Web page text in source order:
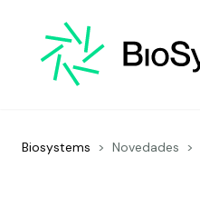
Biosystems > Novedades >